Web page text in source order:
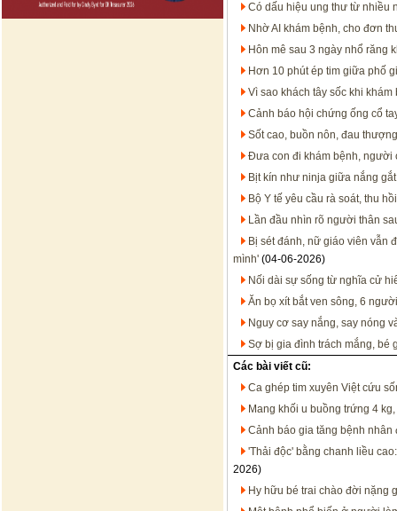
Có dấu hiệu ung thư từ nhiều
Nhờ AI khám bệnh, cho đơn
Hôn mê sau 3 ngày nhổ răng
Hơn 10 phút ép tim giữa phố
Vì sao khách tây sốc khi
Cảnh báo hội chứng ống cổ
Sốt cao, buồn nôn, đau
Đưa con đi khám bệnh, người
Bịt kín như ninja giữa nắng
Bộ Y tế yêu cầu rà soát, thu
Lần đầu nhìn rõ người thân
Bị sét đánh, nữ giáo viên vẫn
mình' (04-06-2026)
Nối dài sự sống từ nghĩa cử
Ăn bọ xít bắt ven sông, 6
Nguy cơ say nắng, say nóng
Sợ bị gia đình trách mắng, bé
Các bài viết cũ:
Ca ghép tim xuyên Việt cứu
Mang khối u buồng trứng 4
Cảnh báo gia tăng bệnh nhân
'Thải độc' bằng chanh liều
2026)
Hy hữu bé trai chào đời nặng